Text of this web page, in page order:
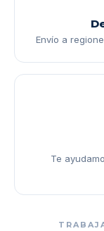
Envío a
Te